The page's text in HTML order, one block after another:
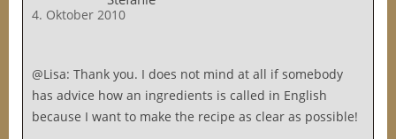
4. Oktober 2010
@Lisa: Thank you. I does not mind at all if somebody
has advice how an ingredients is called in English
because I want to make the recipe as clear as possible!